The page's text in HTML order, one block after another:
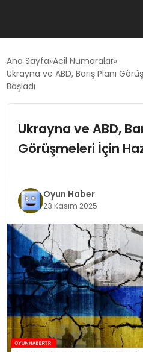
GÜNCEL
OYUN HABERLERI
EKONOMI
MAGAZIN
SAĞLIK
TEKNOLOJI
YAŞAM
Ana Sayfa Acil Numaralar
Ukrayna ve ABD, Barış Planı
Başladı
Ukrayna ve ABD,
Görüşmeleri İçin
Oyun Haber
23 Kasım 2025